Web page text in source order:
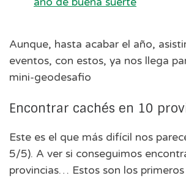
Aunque, hasta acabar el año,
eventos, con estos, ya nos llega
mini-geodesafio
Encontrar cachés en 10
Este es el que más difícil nos
5/5). A ver si conseguimos
provincias… Estos son los